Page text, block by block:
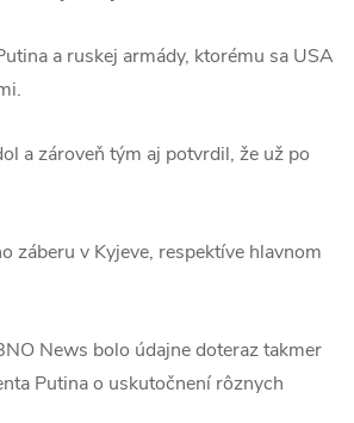
a ruskej armády, ktorému sa USA
a zároveň tým aj potvrdil, že už po
záberu v Kyjeve, respektíve hlavnom
News bolo údajne doteraz takmer
Putina o uskutočnení rôznych